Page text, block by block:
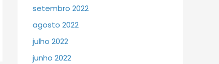
setembro 2022
agosto 2022
julho 2022
junho 2022